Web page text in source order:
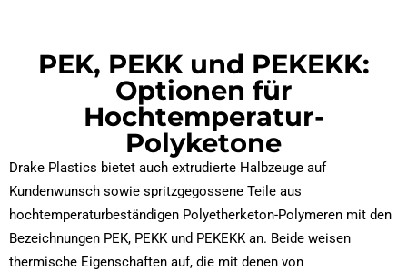
PEK, PEKK und PEKEKK:
Optionen für
Hochtemperatur-
Polyketone
Drake Plastics bietet auch extrudierte Halbzeuge auf
Kundenwunsch sowie spritzgegossene Teile aus
hochtemperaturbeständigen Polyetherketon-Polymeren mit den
Bezeichnungen PEK, PEKK und PEKEKK an. Beide weisen
thermische Eigenschaften auf, die mit denen von